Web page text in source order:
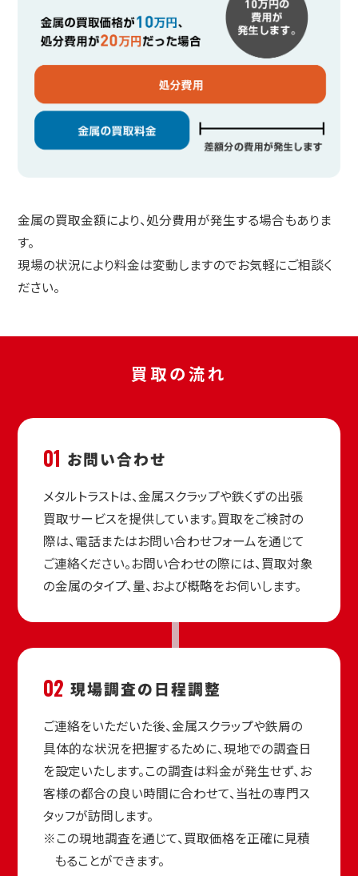
金属の買取金額により、処分費用が発生する場合もありま
す。
現場の状況により料金は変動しますのでお気軽にご相談く
ださい。
買取の流れ
01 お問い合わせ
メタルトラストは、金属スクラップや鉄くずの出張
買取サービスを提供しています。買取をご検討の
際は、電話またはお問い合わせフォームを通じて
ご連絡ください。お問い合わせの際には、買取対象
の金属のタイプ、量、および概略をお伺いします。
02 現場調査の日程調整
ご連絡をいただいた後、金属スクラップや鉄屑の
具体的な状況を把握するために、現地での調査日
を設定いたします。この調査は料金が発生せず、お
客様の都合の良い時間に合わせて、当社の専門ス
タッフが訪問します。
※この現地調査を通じて、買取価格を正確に見積
もることができます。